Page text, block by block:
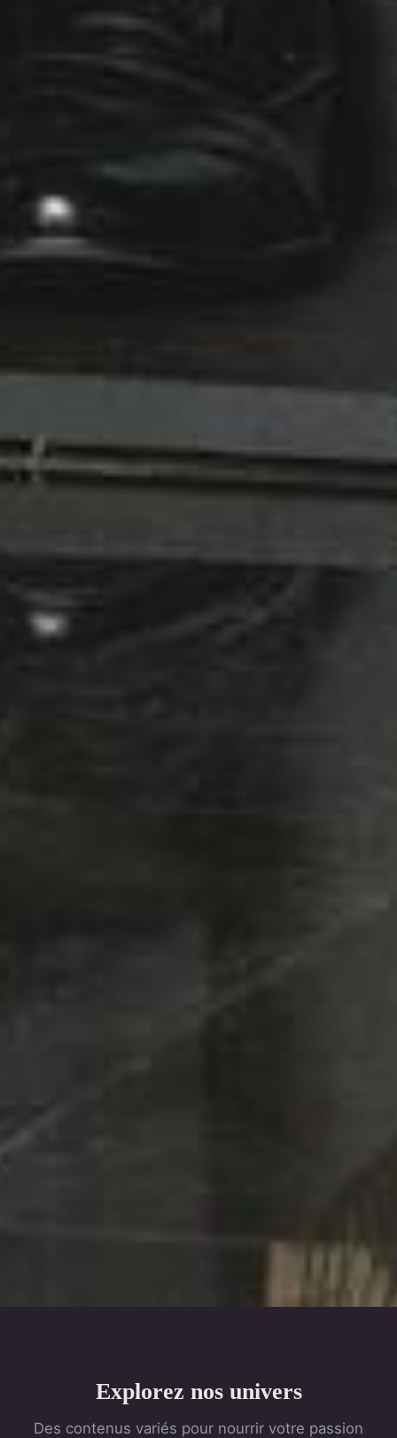
Explorez nos univers
Des contenus variés pour nourrir votre passion